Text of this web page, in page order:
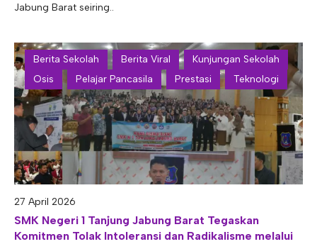
Jabung Barat seiring..
Berita Sekolah Berita Viral
Kunjungan Sekolah
Osis
Pelajar Pancasila Prestasi Teknologi
27 April 2026
SMK Negeri 1 Tanjung Jabung Barat Tegaskan
Komitmen Tolak Intoleransi dan Radikalisme melalui